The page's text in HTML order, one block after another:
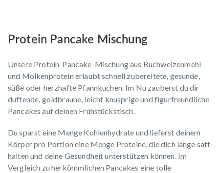
Protein Pancake Mischung
Unsere Protein-Pancake-Mischung aus Buchweizenmehl
und Molkenprotein erlaubt schnell zubereitete, gesunde,
süße oder herzhafte Pfannkuchen. Im Nu zauberst du dir
duftende, goldbraune, leicht knusprige und figurfreundliche
Pancakes auf deinen Frühstückstisch.
Du sparst eine Menge Kohlenhydrate und lieferst deinem
Körper pro Portion eine Menge Proteine, die dich lange satt
halten und deine Gesundheit unterstützen können. Im
Vergleich zu herkömmlichen Pancakes eine tolle